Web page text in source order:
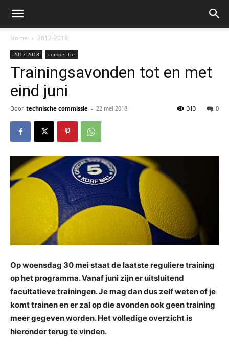
Home 2017-2018
2017-2018 competitie
Trainingsavonden tot en met
eind juni
Door technische commissie - 22 mei 2018 0
313
Op woensdag 30 mei staat de laatste reguliere training
op het programma. Vanaf juni zijn er uitsluitend
facultatieve trainingen. Je mag dan dus zelf weten of je
komt trainen en er zal op die avonden ook geen training
meer gegeven worden. Het volledige overzicht is
hieronder terug te vinden.